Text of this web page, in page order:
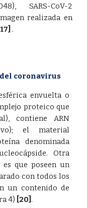
SARS-CoV-2
realizada en
17] .
coronavirus
envuelta o
proteico que
contiene ARN
el material
denominada
Otra
que poseen un
con todos los
un contenido de
4) [20] .